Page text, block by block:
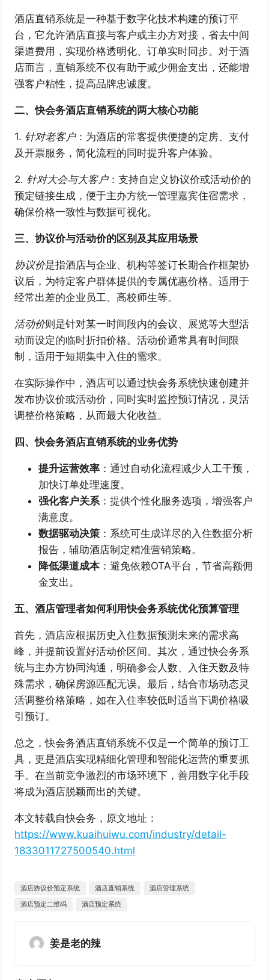
酒店直销系统是一种基于数字化技术构建的预订平
台，它允许酒店直接与客户或主办方对接，省去中间
渠道费用，实现价格透明化、订单实时同步。对于酒
店而言，直销系统不仅有助于减少佣金支出，还能增
强客户粘性，提高品牌忠诚度。
二、快会务酒店直销系统的两大核心功能
1. 针对老客户：为酒店的常客提供便捷的定房、支付
及开票服务，简化流程的同时提升客户体验。
2. 针对大会与大客户：支持自定义协议价或活动价的
预定链接生成，便于主办方统一管理嘉宾住宿需求，
确保价格一致性与数据可视化。
三、协议价与活动价的区别及其应用场景
协议价是指酒店与企业、机构等签订长期合作框架协
议后，为特定客户群体提供的专属优惠价格。适用于
经常出差的企业员工、高校师生等。
活动价则是针对某一时间段内的会议、展览等大型活
动而设定的临时折扣价格。活动价通常具有时间限
制，适用于短期集中入住的需求。
在实际操作中，酒店可以通过快会务系统快速创建并
发布协议价或活动价，同时实时监控预订情况，灵活
调整价格策略，从而最大化收益。
四、快会务酒店直销系统的业务优势
提升运营效率 ：通过自动化流程减少人工干预，
加快订单处理速度。
强化客户关系 ：提供个性化服务选项，增强客户
满意度。
数据驱动决策 ：系统可生成详尽的入住数据分析
报告，辅助酒店制定精准营销策略。
降低渠道成本：避免依赖OTA平台，节省高额佣
金支出。
五、酒店管理者如何利用快会务系统优化预算管理
首先，酒店应根据历史入住数据预测未来的需求高
峰，并提前设置好活动价区间。其次，通过快会务系
统与主办方协同沟通，明确参会人数、入住天数及特
殊需求，确保房源匹配无误。最后，结合市场动态灵
活调整价格策略，如在入住率较低时适当下调价格吸
引预订。
总之，快会务酒店直销系统不仅是一个简单的预订工
具，更是酒店实现精细化管理和智能化运营的重要抓
手。在当前竞争激烈的市场环境下，善用数字化手段
将成为酒店脱颖而出的关键。
本文转载自快会务，原文地址：
https://www.kuaihuiwu.com/industry/detail-
1833011727500540.html
酒店协议价预定系统 酒店直销系统
酒店管理系统
酒店预定二维码
酒店预定系统
姜是老的辣